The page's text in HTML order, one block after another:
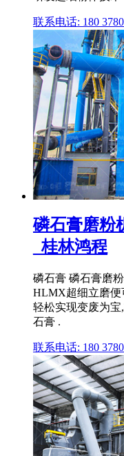
联系电话: 180 3780
磷石膏磨粉
_桂林鸿程
磷石膏 磷石膏磨
HLMX超细立磨便
轻松实现变废为
石膏 .
联系电话: 180 3780